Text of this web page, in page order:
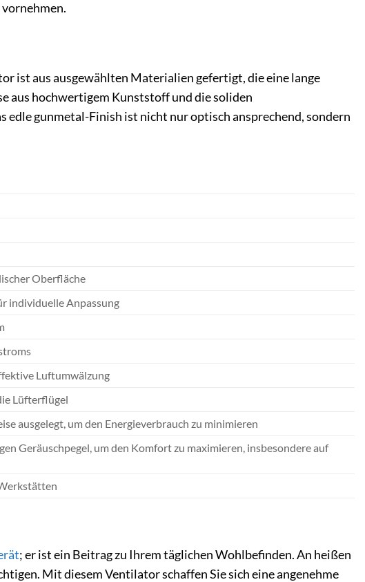
ist aus ausgewählten Materialien gefertigt, die eine lange
aus hochwertigem Kunststoff und die soliden
gunmetal-Finish ist nicht nur optisch ansprechend, sondern
Oberfläche
individuelle Anpassung
Luftumwälzung
Lüfterflügel
ausgelegt, um den Energieverbrauch zu minimieren
Geräuschpegel, um den Komfort zu maximieren, insbesondere auf
; er ist ein Beitrag zu Ihrem täglichen Wohlbefinden. An heißen
Mit diesem Ventilator schaffen Sie sich eine angenehme